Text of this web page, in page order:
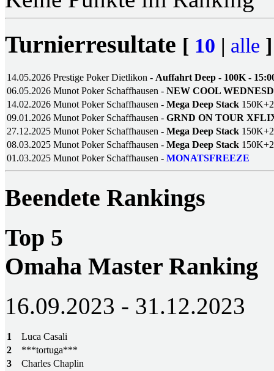
Turnierresultate [ 10 | alle ]
14.05.2026 Prestige Poker Dietlikon - Auffahrt Deep - 100K -
06.05.2026 Munot Poker Schaffhausen - NEW COOL
14.02.2026 Munot Poker Schaffhausen - Mega Deep Stack
09.01.2026 Munot Poker Schaffhausen - GRND ON TOUR
27.12.2025 Munot Poker Schaffhausen - Mega Deep Stack
08.03.2025 Munot Poker Schaffhausen - Mega Deep Stack
01.03.2025 Munot Poker Schaffhausen - MONATSFREEZE
Beendete Rankings
Top 5
Omaha Master Ranking
16.09.2023 - 31.12.2023
1
Luca Casali
2
***tortuga***
3
Charles Chaplin